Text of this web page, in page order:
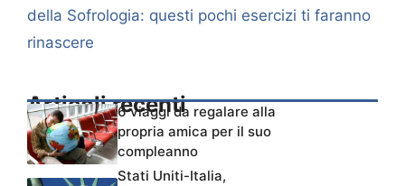
della Sofrologia: questi pochi esercizi ti faranno
rinascere
Articoli recenti6 viaggi da regalare alla
propria amica per il suo
compleanno
Stati Uniti-Italia,